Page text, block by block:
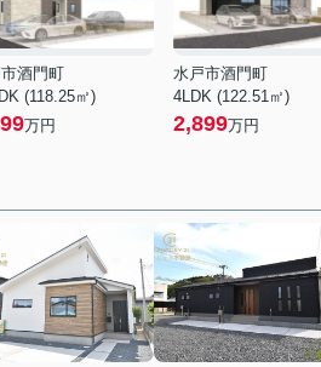
酒門町
(118.25㎡)
万円
水戸市酒門町
4LDK (122.51㎡)
2,899万円